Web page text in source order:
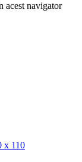
acest navigator